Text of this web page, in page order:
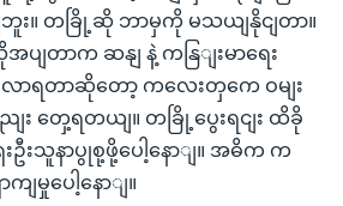
ငျဘူး။ တခြို့ဆို ဘာမှကို မသယျနိုငျတာ။
တာက ဆနျ နဲ့ ကနြျးမာရေး
လာရတာဆိုတော့ ကလေးတှကေ ဝမျး
ျး တှေ့ရတယျ။ တခြို့ပွေးရငျး ထိခို
ဦးသူနာပွုစု့ဖို့ပေါ့နောျ။ အဓိက က
ကျမှုပေါ့နောျ။